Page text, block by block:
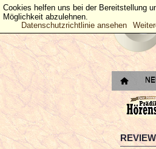
Cookies helfen uns bei der Bereitstellung
Möglichkeit abzulehnen.
Datenschutzrichtlinie ansehen